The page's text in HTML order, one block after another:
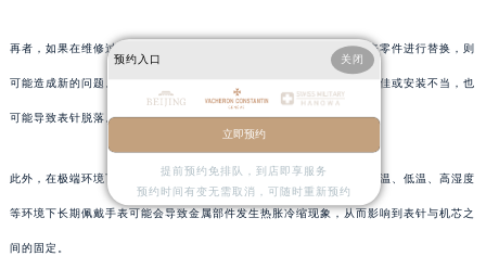
再者，如果在维修过程中没有严格按照规范操作或使用了不适合的手表零件进行替换，则
可能造成新的问题。例如，在更换机芯或维修过程中使用的零件质量不佳或安装不当，也
可能导致表针脱落。
此外，在极端环境下使用手表也会增加发生此类问题的风险。比如在高温、低温、高湿度
等环境下长期佩戴手表可能会导致金属部件发生热胀冷缩现象，从而影响到表针与机芯之
间的固定。
预约入口 关闭
立即预约
提前预约免排队，到店即享服务
预约时间有变无需取消，可随时重新预约